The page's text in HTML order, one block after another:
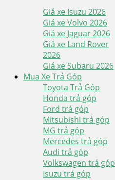
Giá xe Isuzu 2026
Giá xe Volvo 2026
Giá xe Jaguar 2026
Giá xe Land Rover
2026
Giá xe Subaru 2026
Mua Xe Trả Góp
Toyota Trả Góp
Honda trả góp
Ford trả góp
Mitsubishi trả góp
MG trả góp
Mercedes trả góp
Audi trả góp
Volkswagen trả góp
Isuzu trả góp